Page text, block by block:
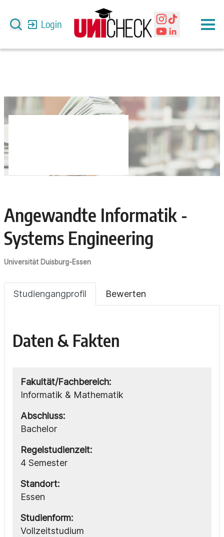
Login
Angewandte Informatik -
Systems Engineering
Universität Duisburg-Essen
Studiengangprofil Bewerten
Daten & Fakten
Fakultät/Fachbereich:
Informatik & Mathematik
Abschluss:
Bachelor
Regelstudienzeit:
4 Semester
Standort:
Essen
Studienform:
Vollzeitstudium